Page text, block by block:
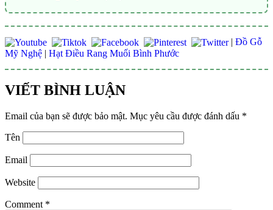
| Đồ Gỗ
Mỹ Nghệ | Hạt Điều Rang Muối Bình Phước
VIẾT BÌNH LUẬN
Email của bạn sẽ được bảo mật. Mục yêu cầu được đánh dấu *
Tên
Email
Website
Comment *